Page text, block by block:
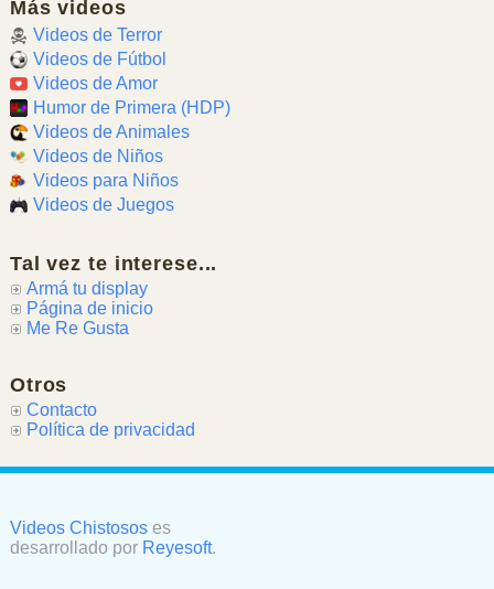
Más videos
Videos de Terror
Videos de Fútbol
Videos de Amor
Humor de Primera (HDP)
Videos de Animales
Videos de Niños
Videos para Niños
Videos de Juegos
Tal vez te interese...
Armá tu display
Página de inicio
Me Re Gusta
Otros
Contacto
Política de privacidad
Videos Chistososes
desarrollado por Reyesoft.